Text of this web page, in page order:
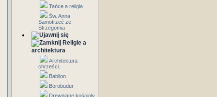
Tańce a religia
Św. Anna
Samotrzeć ze
Strzegomia
Religie a
architektura
Architektura
chrześci.
Babilon
Borobudur
Drewniane kościoły